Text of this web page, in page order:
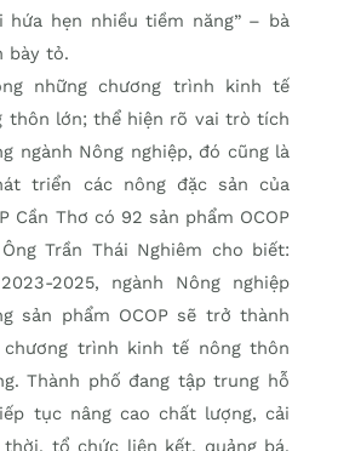
hẹn nhiều tiềm năng” – bà
bày tỏ.
những chương trình kinh tế
thôn lớn; thể hiện rõ vai trò tích
ngành Nông nghiệp, đó cũng là
triển các nông đặc sản của
Cần Thơ có 92 sản phẩm OCOP
Trần Thái Nghiêm cho biết:
2025, ngành Nông nghiệp
sản phẩm OCOP sẽ trở thành
trình kinh tế nông thôn
Thành phố đang tập trung hỗ
tục nâng cao chất lượng, cải
tổ chức liên kết, quảng bá,